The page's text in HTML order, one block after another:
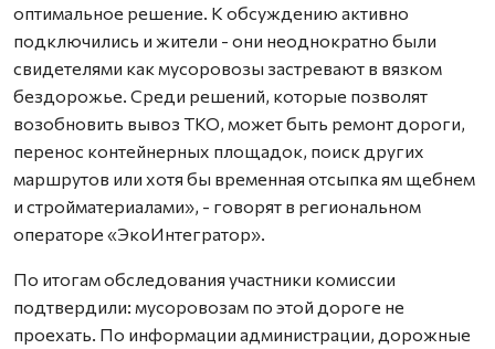
оптимальное решение. К обсуждению активно
подключились и жители - они неоднократно были
свидетелями как мусоровозы застревают в вязком
бездорожье. Среди решений, которые позволят
возобновить вывоз ТКО, может быть ремонт дороги,
перенос контейнерных площадок, поиск других
маршрутов или хотя бы временная отсыпка ям щебнем
и стройматериалами», - говорят в региональном
операторе «ЭкоИнтегратор».
По итогам обследования участники комиссии
подтвердили: мусоровозам по этой дороге не
проехать. По информации администрации, дорожные